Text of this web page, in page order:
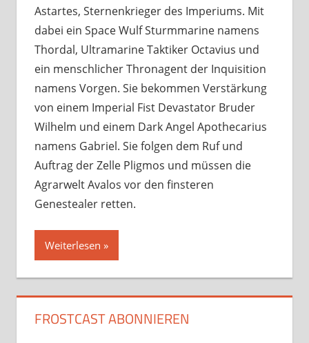
Astartes, Sternenkrieger des Imperiums. Mit
dabei ein Space Wulf Sturmmarine namens
Thordal, Ultramarine Taktiker Octavius und
ein menschlicher Thronagent der Inquisition
namens Vorgen. Sie bekommen Verstärkung
von einem Imperial Fist Devastator Bruder
Wilhelm und einem Dark Angel Apothecarius
namens Gabriel. Sie folgen dem Ruf und
Auftrag der Zelle Pligmos und müssen die
Agrarwelt Avalos vor den finsteren
Genestealer retten.
Weiterlesen
FROSTCAST ABONNIEREN